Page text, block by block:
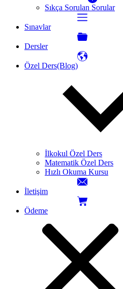
Sıkça Sorulan Sorular
Sınavlar
Dersler
Özel Ders(Blog)
İlkokul Özel Ders
Matematik Özel Ders
Hızlı Okuma Kursu
İletişim
Ödeme